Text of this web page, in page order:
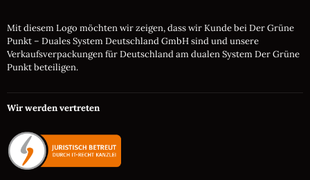
Mit diesem Logo möchten wir zeigen, dass wir Kunde bei Der Grüne
Punkt – Duales System Deutschland GmbH sind und unsere
Verkaufsverpackungen für Deutschland am dualen System Der Grüne
Punkt beteiligen.
Wir werden vertreten